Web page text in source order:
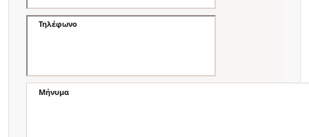
Τηλέφωνο
Μήνυμα